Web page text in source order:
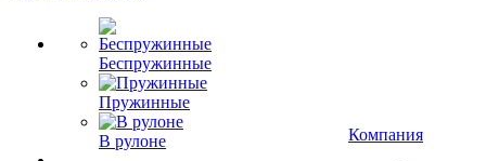
Беспружинные
Пружинные
В рулоне
Компания